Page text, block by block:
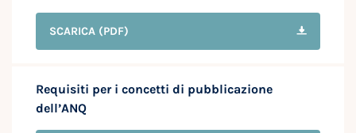
SCARICA (PDF)
Requisiti per i concetti di pubblicazione
dell’ANQ